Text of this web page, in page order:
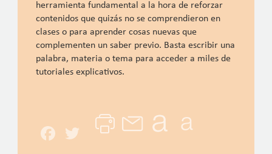
herramienta fundamental a la hora de reforzar
contenidos que quizás no se comprendieron en
clases o para aprender cosas nuevas que
complementen un saber previo. Basta escribir una
palabra, materia o tema para acceder a miles de
tutoriales explicativos.
Facebook
Twitter